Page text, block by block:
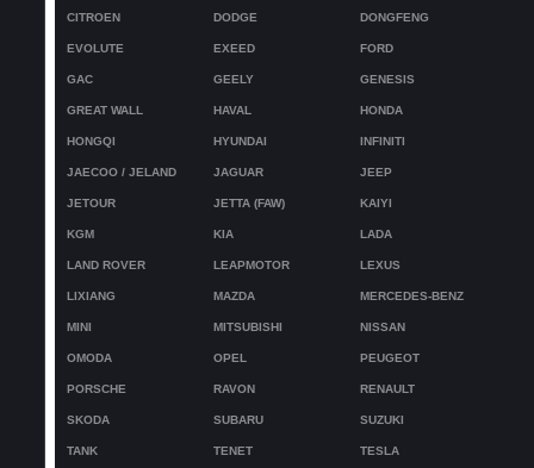
CITROEN DODGE DONGFENG
EVOLUTE EXEED FORD
GAC GEELY GENESIS
GREAT WALL HAVAL HONDA
HONGQI HYUNDAI INFINITI
JAECOO / JELAND JAGUAR JEEP
JETOUR JETTA (FAW) KAIYI
KGM KIA LADA
LAND ROVER LEAPMOTOR LEXUS
LIXIANG MAZDA MERCEDES-BENZ
MINI MITSUBISHI NISSAN
OMODA OPEL PEUGEOT
PORSCHE RAVON RENAULT
SKODA SUBARU SUZUKI
TANK TENET TESLA